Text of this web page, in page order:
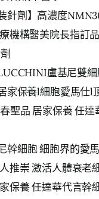
針劑】高濃度
機構醫美院長指訂
盧基尼雙細
家保養l細胞愛馬仕l
聖品 居家保養 任達
幹細胞 細胞界的愛
推崇 激活人體衰老
保養 任達華代言幹